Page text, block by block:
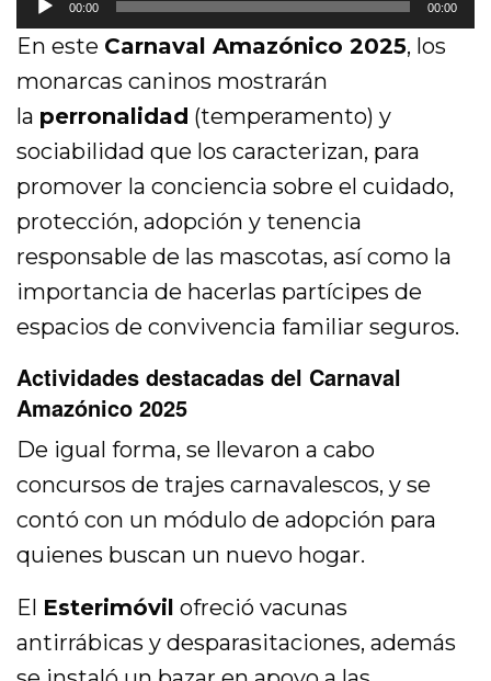
e
o
d
u
c
t
o
r
e
u
d
i
o
00:00 00:00
En este Carnaval Amazónico 2025, los
monarcas caninos mostrarán
la perronalidad (temperamento) y
sociabilidad que los caracterizan, para
promover la conciencia sobre el cuidado,
protección, adopción y tenencia
responsable de las mascotas, así como la
importancia de hacerlas partícipes de
espacios de convivencia familiar seguros.
Actividades destacadas del Carnaval
Amazónico 2025
De igual forma, se llevaron a cabo
concursos de trajes carnavalescos, y se
contó con un módulo de adopción para
quienes buscan un nuevo hogar.
El Esterimóvil ofreció vacunas
antirrábicas y desparasitaciones, además